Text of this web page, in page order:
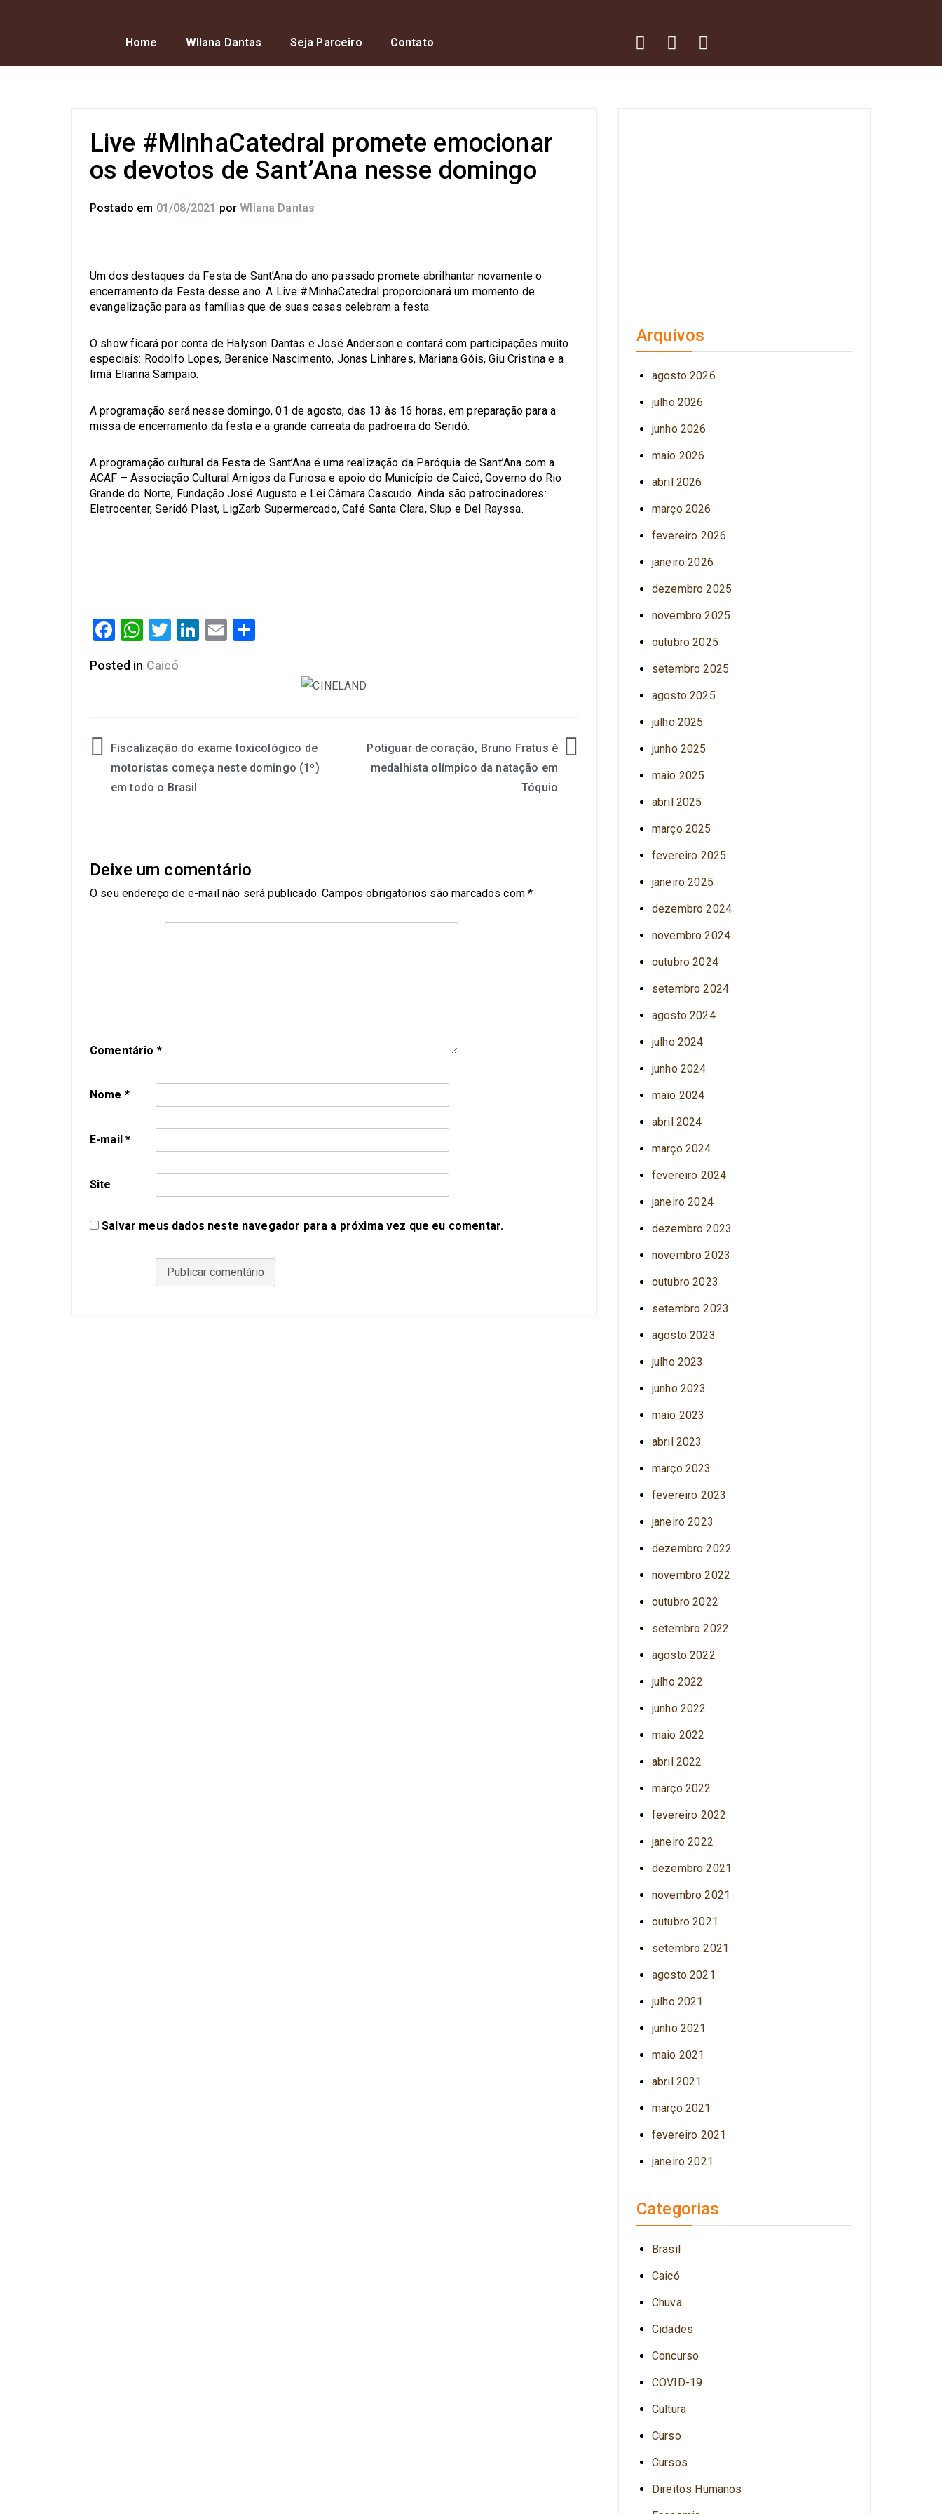
Home Wllana Dantas Seja Parceiro Contato
Live #MinhaCatedral promete emocionar
os devotos de Sant’Ana nesse domingo
Postado em 01/08/2021 por Wllana Dantas
Um dos destaques da Festa de Sant’Ana do ano passado promete abrilhantar novamente o
encerramento da Festa desse ano. A Live #MinhaCatedral proporcionará um momento de
evangelização para as famílias que de suas casas celebram a festa.
O show ficará por conta de Halyson Dantas e José Anderson e contará com participações muito
especiais: Rodolfo Lopes, Berenice Nascimento, Jonas Linhares, Mariana Góis, Giu Cristina e a
Irmã Elianna Sampaio.
A programação será nesse domingo, 01 de agosto, das 13 às 16 horas, em preparação para a
missa de encerramento da festa e a grande carreata da padroeira do Seridó.
A programação cultural da Festa de Sant’Ana é uma realização da Paróquia de Sant’Ana com a
ACAF – Associação Cultural Amigos da Furiosa e apoio do Município de Caicó, Governo do Rio
Grande do Norte, Fundação José Augusto e Lei Câmara Cascudo. Ainda são patrocinadores:
Eletrocenter, Seridó Plast, LigZarb Supermercado, Café Santa Clara, Slup e Del Rayssa.
Facebook
WhatsApp
Twitter
LinkedIn
Email
Posted in Caicó
Fiscalização do exame toxicológico de
motoristas começa neste domingo (1º)
em todo o Brasil
Potiguar de coração, Bruno Fratus é
medalhista olímpico da natação em
Tóquio
Deixe um comentário
O seu endereço de e-mail não será publicado. Campos obrigatórios são marcados com*
Comentário *
Nome *
E-mail*
Site
Salvar meus dados neste navegador para a próxima vez que eu comentar.
Arquivos
agosto 2026
julho 2026
junho 2026
maio 2026
abril 2026
março 2026
fevereiro 2026
janeiro 2026
dezembro 2025
novembro 2025
outubro 2025
setembro 2025
agosto 2025
julho 2025
junho 2025
maio 2025
abril 2025
março 2025
fevereiro 2025
janeiro 2025
dezembro 2024
novembro 2024
outubro 2024
setembro 2024
agosto 2024
julho 2024
junho 2024
maio 2024
abril 2024
março 2024
fevereiro 2024
janeiro 2024
dezembro 2023
novembro 2023
outubro 2023
setembro 2023
agosto 2023
julho 2023
junho 2023
maio 2023
abril 2023
março 2023
fevereiro 2023
janeiro 2023
dezembro 2022
novembro 2022
outubro 2022
setembro 2022
agosto 2022
julho 2022
junho 2022
maio 2022
abril 2022
março 2022
fevereiro 2022
janeiro 2022
dezembro 2021
novembro 2021
outubro 2021
setembro 2021
agosto 2021
julho 2021
junho 2021
maio 2021
abril 2021
março 2021
fevereiro 2021
janeiro 2021
Categorias
Brasil
Caicó
Chuva
Cidades
Concurso
COVID-19
Cultura
Curso
Cursos
Direitos Humanos